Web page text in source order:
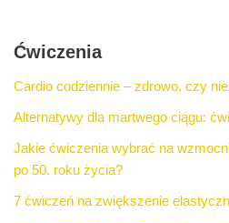
Ćwiczenia
Cardio codziennie – zdrowo, czy
Alternatywy dla martwego ciągu:
Jakie ćwiczenia wybrać na
po 50. roku życia?
7 ćwiczeń na zwiększenie